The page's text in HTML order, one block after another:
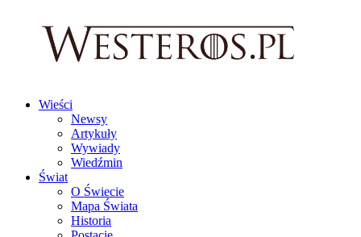
Wieści
Newsy
Artykuły
Wywiady
Wiedźmin
Świat
O Świecie
Mapa Świata
Historia